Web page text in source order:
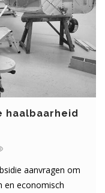
haalbaarheid
aanvragen om
en economisch